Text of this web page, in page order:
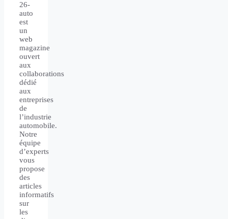
26-
auto
est
un
web
magazine
ouvert
aux
collaborations
dédié
aux
entreprises
de
l’industrie
automobile.
Notre
équipe
d’experts
vous
propose
des
articles
informatifs
sur
les